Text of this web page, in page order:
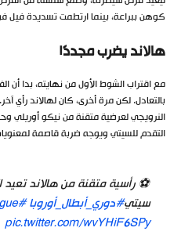
كوهن ببراعة، بينما ارتطمت تسديدة فيل
هالاند يضرب مجددًا
مع اقتراب الشوط الأول من نهايته، بدا
النرويجي لعرضية متقنة من نيكو أوريلي
التقدم للسيتي ويوجه ضربة قاصمة
⚽ رأسية متقنة من هالاند تعيد
سيتي#دوري_أبطال_أوروبا#UCL
pic.twitter.com/wvYHiF6SPy